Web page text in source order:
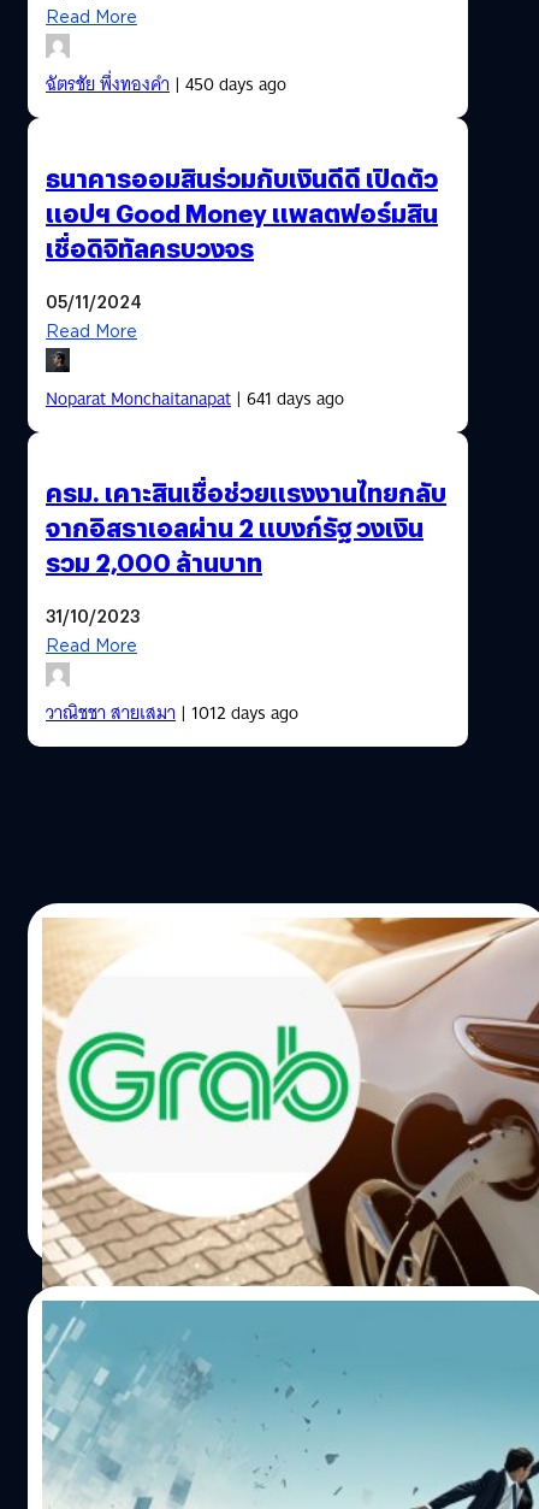
Read More
ฉัตรชัย พึ่งทองคำ| 450 days ago
ธนาคารออมสินร่วมกับเงินดีดี เปิดตัว
แอปฯ Good Money แพลตฟอร์มสิน
เชื่อดิจิทัลครบวงจร
05/11/2024
Read More
Noparat Monchaitanapat| 641 days ago
ครม. เคาะสินเชื่อช่วยแรงงานไทยกลับ
จากอิสราเอลผ่าน 2 แบงก์รัฐ วงเงิน
รวม 2,000 ล้านบาท
31/10/2023
Read More
วาณิชชา สายเสมา| 1012 days ago
Grab จับมือพันธมิตร ดันคนขับแกร็บใช้รถ EV
ให้ได้ 10% ด้วยโปรผ่อนรถ 72 เดือน ไม่ดู
ประวัติการเงิน
ด้วยโปรแกรม ‘ผ่อนขับรับรถ’ (Drive-to-Own) สินเชื่อรถยนต์
ไฟฟ้าแบบผ่อนจ่ายรายวัน เจาะกลุ่มคนขับที่ต้องการให้บริการ
ผู้โดยสารด้วยรถ EV และ ‘เช่าครบจบบนแอป’ (End-to-End
EV Bike Rental) โปรแกรมเช่ารถมอเตอร์ไซค์ไฟฟ้าราคาเริ่ม
ต้นเพียง 125 บาทต่อวัน เจาะกลุ่มไรเดอร์ที่ต้องการประหยัด
ค่าใช้จ่ายในการให้บริการเดลิเวอรีหรือรับ-ส่งผู้โดยสาร ซึ่ง
คาดว่าจะช่วยให้พาร์ตเนอร์ของ Grab เข้าถึง EV ได้ไม่ต่ำกว่า
8,000 คันภายในปี 2568 พร้อมชวนผู้ใช้บริการร่วมรักษ์โลก
ผ่านฟีเจอร์ ‘Grab EV rides’ ที่พัฒนาขึ้นเพื่อช่วยเพิ่มโอกาส
ค้นหารถ EV ในพื้นที่และช่วงเวลานั้นๆ มาให้บริการเป็นตัว
เลือกแรก
พนิตา สืบสมุทร | 1013 days ago
Read More
26/10/2023
เปิดตำราวิชาตัวเบา : เอาตัวรอดอย่างไร? เมื่อ
ผ่อนรถยนต์ต่อไม่ไหว
หากการผ่อนรถยนต์กำลังเป็นภาระด้านการเงินของคุณแล้วล่ะ
ก็ เราขอแนะนำให้คุณใช้วิชาตัวเบา เอาตัวให้รอด ก่อนที่